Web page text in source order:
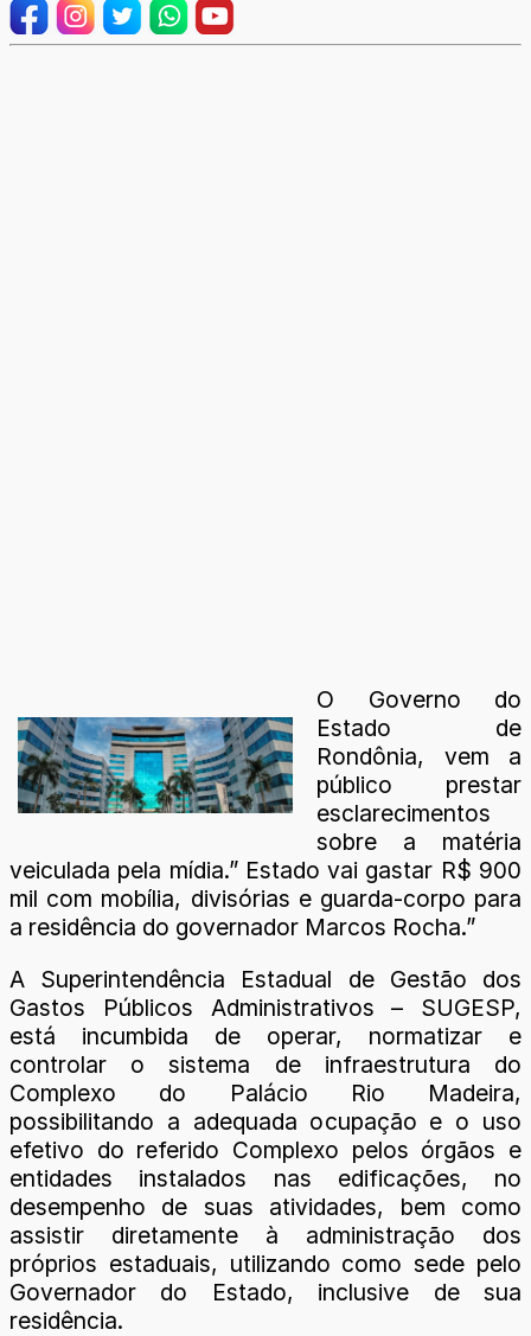
O Governo do
Estado de
Rondônia, vem a
público prestar
esclarecimentos
sobre a matéria
veiculada pela mídia.” Estado vai gastar R$ 900
mil com mobília, divisórias e guarda-corpo para
a residência do governador Marcos Rocha.”
A Superintendência Estadual de Gestão dos
Gastos Públicos Administrativos – SUGESP,
está incumbida de operar, normatizar e
controlar o sistema de infraestrutura do
Complexo do Palácio Rio Madeira,
possibilitando a adequada ocupação e o uso
efetivo do referido Complexo pelos órgãos e
entidades instalados nas edificações, no
desempenho de suas atividades, bem como
assistir diretamente à administração dos
próprios estaduais, utilizando como sede pelo
Governador do Estado, inclusive de sua
residência.